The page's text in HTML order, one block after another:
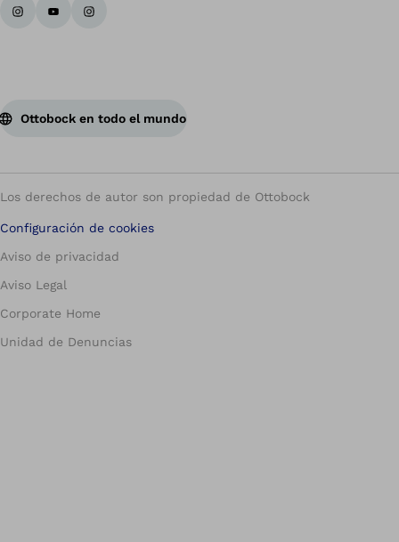
Ottobock en todo el mundo
Los derechos de autor son propiedad de Ottobock
Configuración de cookies
Aviso de privacidad
Aviso Legal
Corporate Home
Unidad de Denuncias